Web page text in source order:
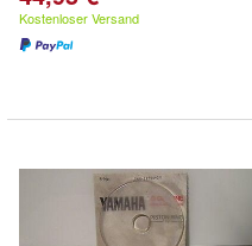
Kostenloser Versand